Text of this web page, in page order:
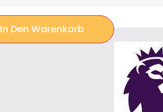
In Den Warenkorb